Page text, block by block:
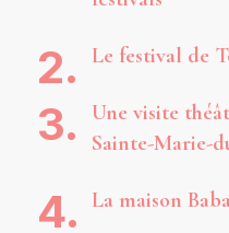
Le festival de
Une visite
Sainte-Marie-
La maison